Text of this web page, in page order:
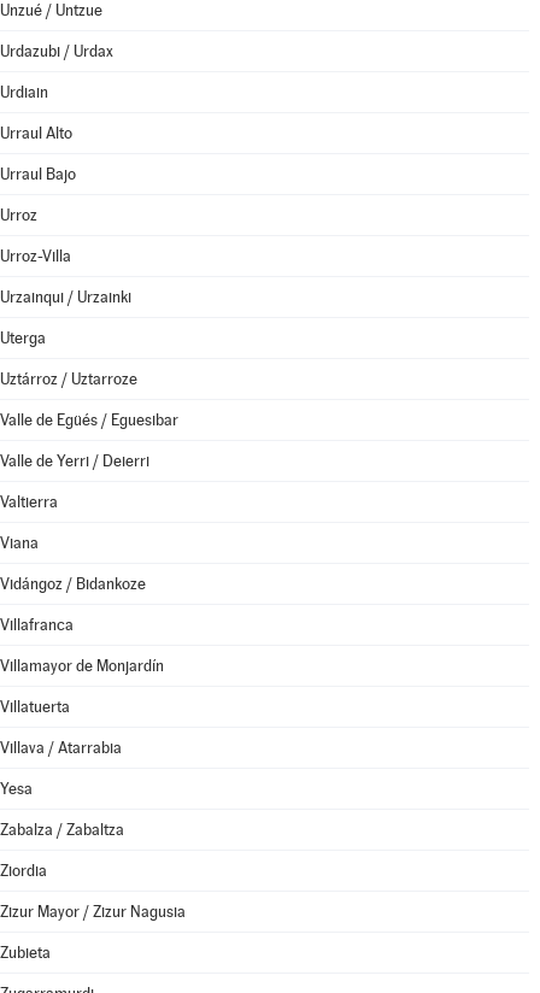
Unzué / Untzue
Urdazubi / Urdax
Urdiain
Urraul Alto
Urraul Bajo
Urroz
Urroz-Villa
Urzainqui / Urzainki
Uterga
Uztárroz / Uztarroze
Valle de Egüés / Eguesibar
Valle de Yerri / Deierri
Valtierra
Viana
Vidángoz / Bidankoze
Villafranca
Villamayor de Monjardín
Villatuerta
Villava / Atarrabia
Yesa
Zabalza / Zabaltza
Ziordia
Zizur Mayor / Zizur Nagusia
Zubieta